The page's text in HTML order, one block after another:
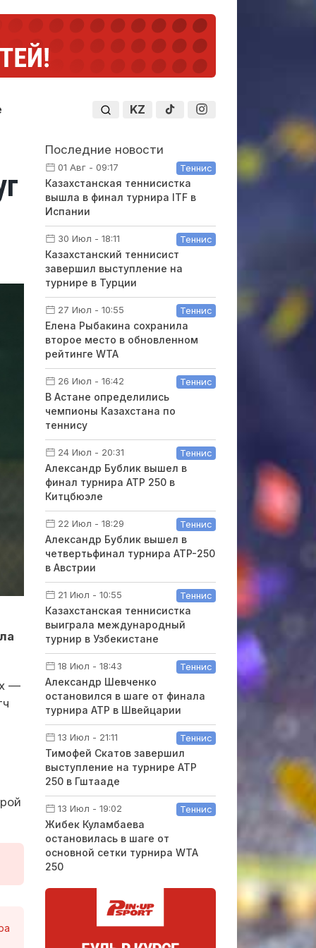
KZ
—
Последние новости
01 Авг - 09:17 Теннис
Казахстанская теннисистка
вышла в финал турнира ITF в
Испании
30 Июл - 18:11 Теннис
Казахстанский теннисист
завершил выступление на
турнире в Турции
27 Июл - 10:55 Теннис
Елена Рыбакина сохранила
второе место в обновленном
рейтинге WTA
26 Июл - 16:42 Теннис
В Астане определились
чемпионы Казахстана по
теннису
24 Июл - 20:31 Теннис
Александр Бублик вышел в
финал турнира ATP 250 в
Китцбюэле
22 Июл - 18:29 Теннис
Александр Бублик вышел в
четвертьфинал турнира ATP-250
в Австрии
21 Июл - 10:55 Теннис
Казахстанская теннисистка
выиграла международный
турнир в Узбекистане
18 Июл - 18:43 Теннис
Александр Шевченко
остановился в шаге от финала
турнира ATP в Швейцарии
13 Июл - 21:11 Теннис
Тимофей Скатов завершил
выступление на турнире ATP
250 в Гштааде
13 Июл - 19:02 Теннис
Жибек Куламбаева
остановилась в шаге от
основной сетки турнира WTA
250